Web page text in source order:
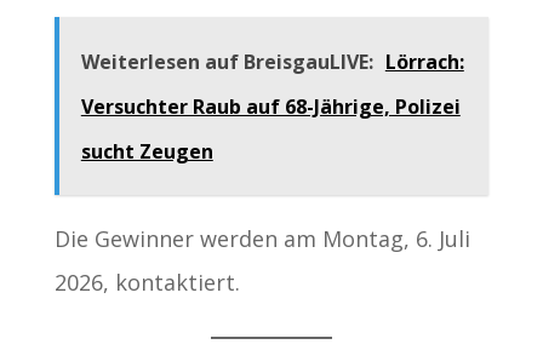
Weiterlesen auf BreisgauLIVE: Lörrach:
Versuchter Raub auf 68-Jährige, Polizei
sucht Zeugen
Die Gewinner werden am Montag, 6. Juli
2026, kontaktiert.